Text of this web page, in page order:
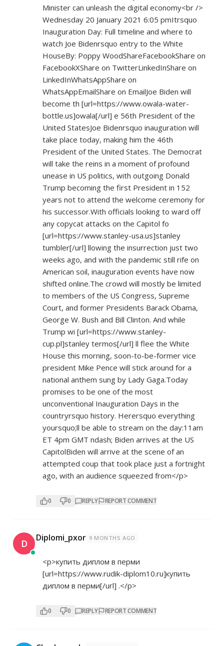
Minister can unleash the digital economy<br />
Wednesday 20 January 2021 6:05 pmItrsquo
Inauguration Day: Full timeline and where to
watch Joe Bidenrsquo entry to the White
HouseBy: Poppy WoodShareFacebookShare on
FacebookXShare on TwitterLinkedInShare on
LinkedInWhatsAppShare on
WhatsAppEmailShare on EmailJoe Biden will
become th [url=https://www.owala-water-
bottle.us]owala[/url] e 56th President of the
United StatesJoe Bidenrsquo inauguration will
take place today, making him the 46th
President of the United States. The Democrat
will take the reins in a moment of profound
unease in US politics, with outgoing Donald
Trump becoming the first President in 152
years not to attend the welcome ceremony for
his successor.With officials looking to ward off
any copycat attacks on the Capitol fo
[url=https://www.stanley-usa.us]stanley
tumbler[/url] llowing the insurrection just two
weeks ago, and with the pandemic still rife on
American soil, inauguration events have now
shifted online.The crowd will mostly be limited
to members of the US Congress, Supreme
Court, and former Presidents Barack Obama,
George W. Bush and Bill Clinton. And while
Trump wi [url=https://www.stanley-
cup.pl]stanley termos[/url] ll flee the White
House this morning, soon-to-be-former vice
president Mike Pence will stick around for a
national anthem sung by Lady Gaga.Today
promises to be one of the most
unconventional Inauguration Days in the
countryrsquo history. Herersquo everything
yoursquo;ll be able to stream on the day:11am
ET 4pm GMT ndash; Biden arrives at the US
CapitolBiden will arrive at the scene of an
attempted coup that took place just a fortnight
ago, with an audience squeezed from</p>
0 0 REPLY REPORT COMMENT
D Diplomi_pxor 9 MONTHS AGO
<p>купить диплом в перми
[url=https://www.rudik-diplom10.ru]купить
диплом в перми[/url] .</p>
0 0 REPLY REPORT COMMENT